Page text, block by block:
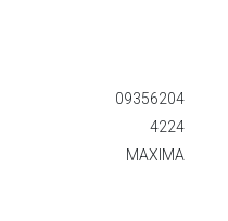
09356204
4224
MAXIMA